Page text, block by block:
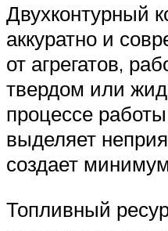
Двухконтурный
аккуратно и
от агрегатов,
твердом или
процессе
выделяет
создает
Топливный